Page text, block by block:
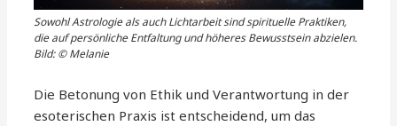
Sowohl Astrologie als auch Lichtarbeit sind spirituelle Praktiken,
die auf persönliche Entfaltung und höheres Bewusstsein abzielen.
Bild: © Melanie
Die Betonung von Ethik und Verantwortung in der
esoterischen Praxis ist entscheidend, um das